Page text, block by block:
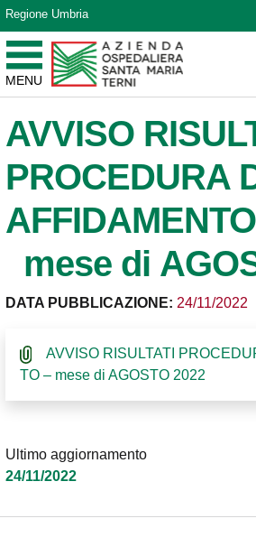
Vai ai contenuti
Vai al menu di navigazione
Vai al footer
Regione Umbria
MENU
Azienda Ospedaliera Santa Maria di
Sito Istituzionale
AVVISO
PROCEDURA
mese di
DATA PUBBLICAZIONE: 24/11/2022
AVVISO RISULTATI
TO – mese di AGOSTO 2022
Ultimo aggiornamento
24/11/2022